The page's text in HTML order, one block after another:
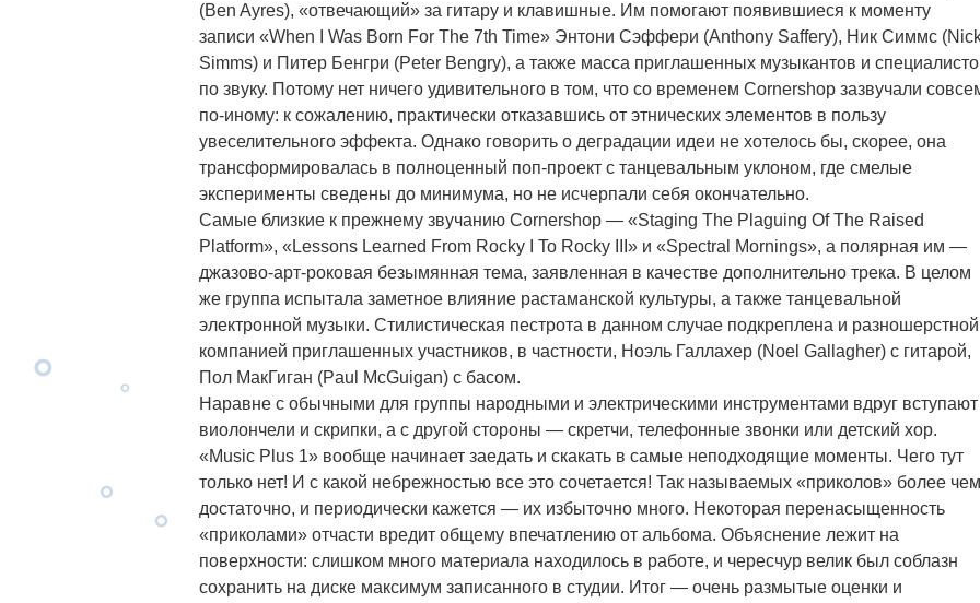
(Ben Ayres), «отвечающий» за гитару и клавишные. Им помогают появившиеся к моменту
записи «When I Was Born For The 7th Time» Энтони Сэффери (Anthony Saffery), Ник Симмс
Simms) и Питер Бенгри (Peter Bengry), а также масса приглашенных музыкантов и
по звуку. Потому нет ничего удивительного в том, что со временем Cornershop зазвучали
по-иному: к сожалению, практически отказавшись от этнических элементов в пользу
увеселительного эффекта. Однако говорить о деградации идеи не хотелось бы, скорее, она
трансформировалась в полноценный поп-проект с танцевальным уклоном, где смелые
эксперименты сведены до минимума, но не исчерпали себя окончательно.
Самые близкие к прежнему звучанию Cornershop — «Staging The Plaguing Of The Raised
Platform», «Lessons Learned From Rocky I To Rocky III» и «Spectral Mornings», а полярная им —
джазово-арт-роковая безымянная тема, заявленная в качестве дополнительно трека. В целом
же группа испытала заметное влияние растаманской культуры, а также танцевальной
электронной музыки. Стилистическая пестрота в данном случае подкреплена и разношерстной
компанией приглашенных участников, в частности, Ноэль Галлахер (Noel Gallagher) с гитарой,
Пол МакГиган (Paul McGuigan) с басом.
Наравне с обычными для группы народными и электрическими инструментами вдруг вступают
виолончели и скрипки, а с другой стороны — скретчи, телефонные звонки или детский хор.
«Music Plus 1» вообще начинает заедать и скакать в самые неподходящие моменты. Чего тут
только нет! И с какой небрежностью все это сочетается! Так называемых «приколов» более чем
достаточно, и периодически кажется — их избыточно много. Некоторая перенасыщенность
«приколами» отчасти вредит общему впечатлению от альбома. Объяснение лежит на
поверхности: слишком много материала находилось в работе, и чересчур велик был соблазн
сохранить на диске максимум записанного в студии. Итог — очень размытые оценки и